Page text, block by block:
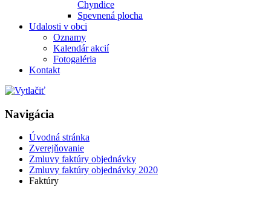
Chyndice
Spevnená plocha
Udalosti v obci
Oznamy
Kalendár akcií
Fotogaléria
Kontakt
Navigácia
Úvodná stránka
Zverejňovanie
Zmluvy faktúry objednávky
Zmluvy faktúry objednávky 2020
Faktúry